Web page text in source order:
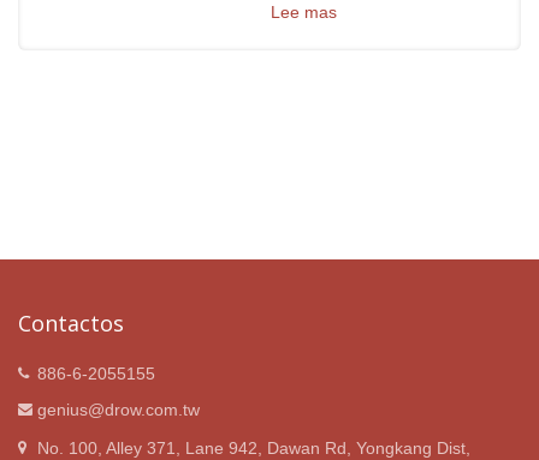
Lee mas
Contactos
886-6-2055155
genius@drow.com.tw
No. 100, Alley 371, Lane 942, Dawan Rd, Yongkang Dist,